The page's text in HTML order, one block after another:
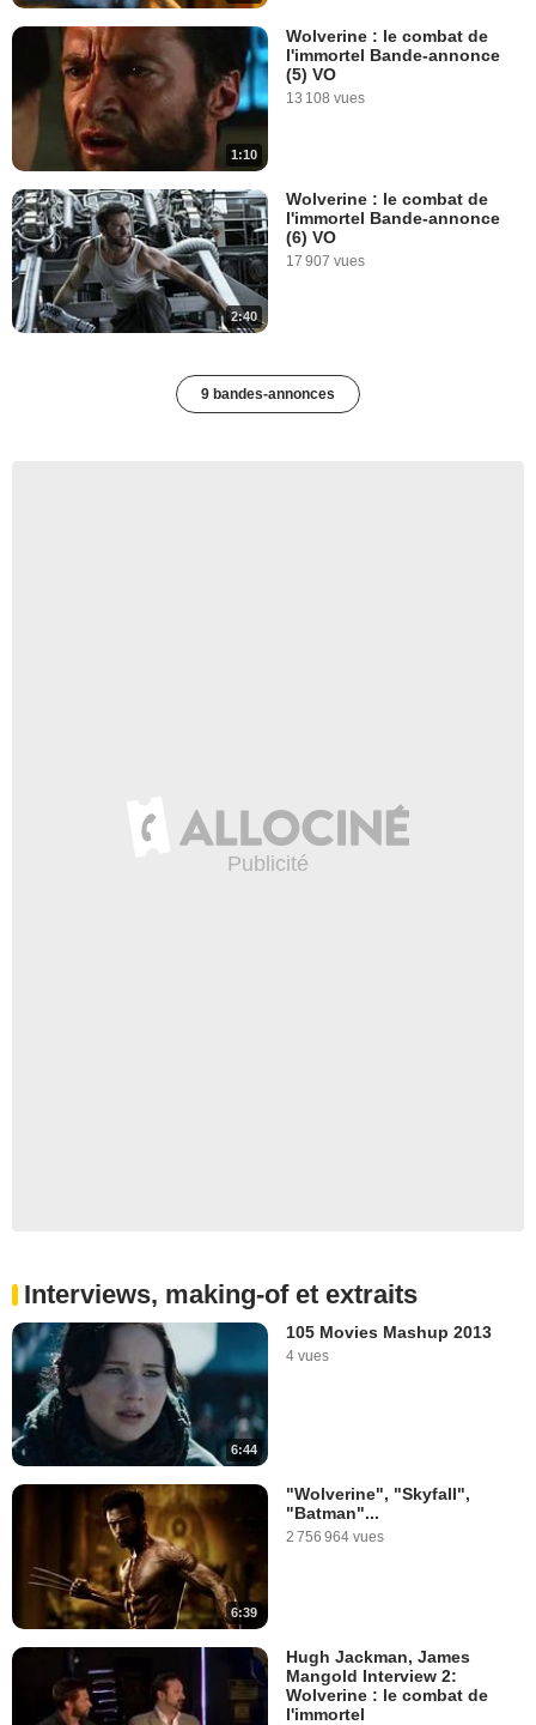
1:10
Wolverine : le combat de
l'immortel Bande-annonce
(5) VO
13 108 vues
2:40
Wolverine : le combat de
l'immortel Bande-annonce
(6) VO
17 907 vues
9 bandes-annonces
Interviews, making-of et extraits
6:44
105 Movies Mashup 2013
4 vues
6:39
"Wolverine", "Skyfall",
"Batman"...
2 756 964 vues
Hugh Jackman, James
Mangold Interview 2:
Wolverine : le combat de
l'immortel